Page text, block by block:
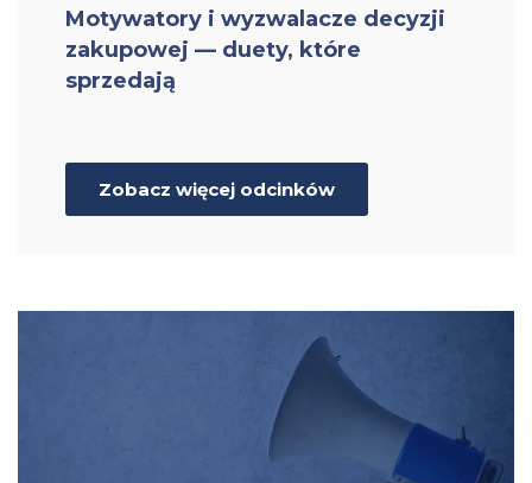
Motywatory i wyzwalacze decyzji
zakupowej — duety, które
sprzedają
Zobacz więcej odcinków